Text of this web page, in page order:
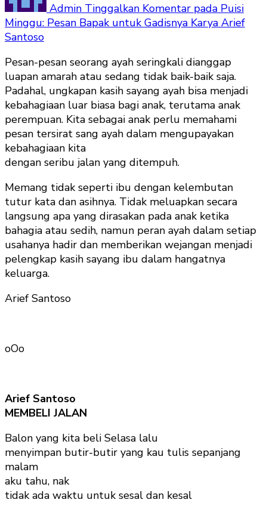
Admin Tinggalkan Komentar pada Puisi
Minggu: Pesan Bapak untuk Gadisnya Karya Arief
Santoso
Pesan-pesan seorang ayah seringkali dianggap
luapan amarah atau sedang tidak baik-baik saja.
Padahal, ungkapan kasih sayang ayah bisa menjadi
kebahagiaan luar biasa bagi anak, terutama anak
perempuan. Kita sebagai anak perlu memahami
pesan tersirat sang ayah dalam mengupayakan
kebahagiaan kita
dengan seribu jalan yang ditempuh.
Memang tidak seperti ibu dengan kelembutan
tutur kata dan asihnya. Tidak meluapkan secara
langsung apa yang dirasakan pada anak ketika
bahagia atau sedih, namun peran ayah dalam setiap
usahanya hadir dan memberikan wejangan menjadi
pelengkap kasih sayang ibu dalam hangatnya
keluarga.
Arief Santoso
oOo
Arief Santoso
MEMBELI JALAN
Balon yang kita beli Selasa lalu
menyimpan butir-butir yang kau tulis sepanjang
malam
aku tahu, nak
tidak ada waktu untuk sesal dan kesal